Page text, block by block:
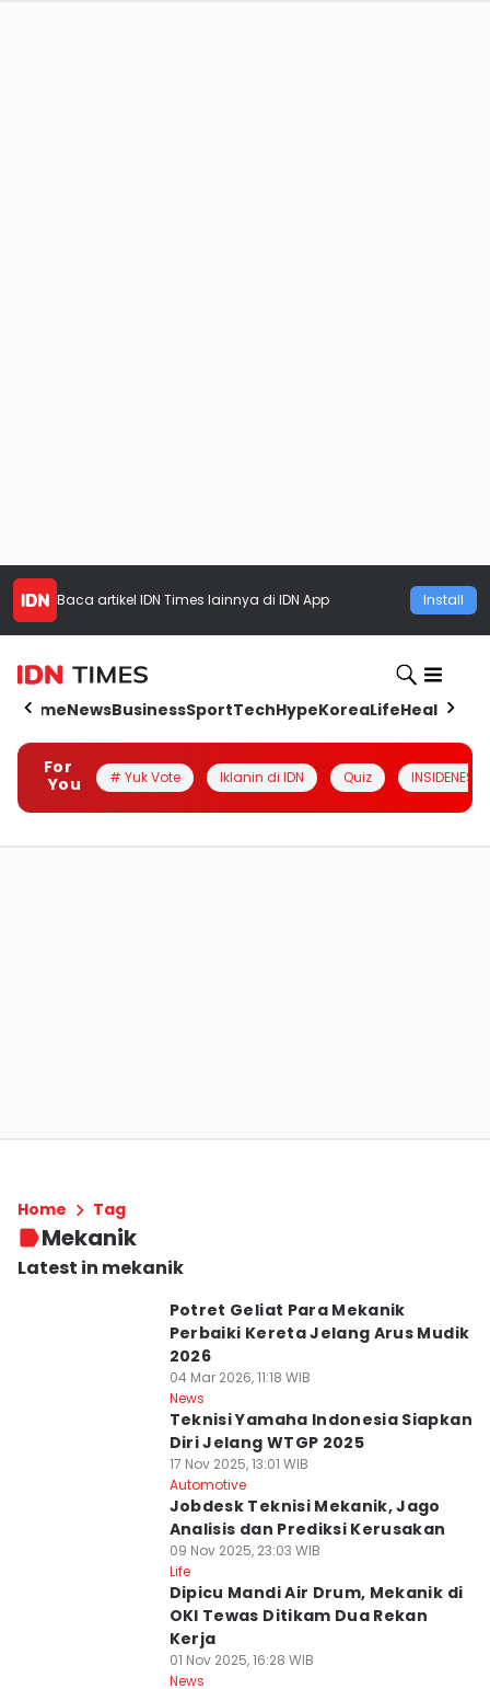
Baca artikel IDN Times lainnya di IDN App Install
HomeNewsBusinessSportTechHypeKoreaLifeHealth
For
You
# Yuk Vote Iklanin di IDN Quiz INSIDENESIA
Home Tag
Mekanik
Latest in mekanik
Potret Geliat Para Mekanik
Perbaiki Kereta Jelang Arus Mudik
2026
04 Mar 2026, 11:18 WIB
News
Teknisi Yamaha Indonesia Siapkan
Diri Jelang WTGP 2025
17 Nov 2025, 13:01 WIB
Automotive
Jobdesk Teknisi Mekanik, Jago
Analisis dan Prediksi Kerusakan
09 Nov 2025, 23:03 WIB
Life
Dipicu Mandi Air Drum, Mekanik di
OKI Tewas Ditikam Dua Rekan
Kerja
01 Nov 2025, 16:28 WIB
News